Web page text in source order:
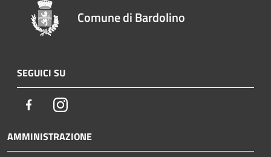
Comune di Bardolino
SEGUICI SU
FacebookInstagram
AMMINISTRAZIONE